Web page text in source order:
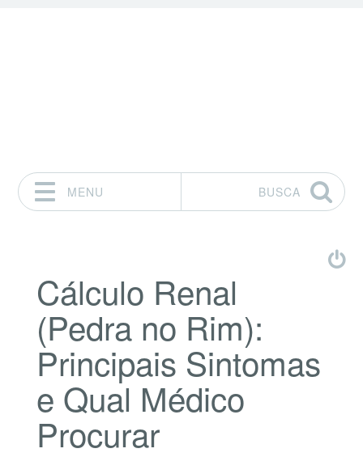
MENU
BUSCA
Cálculo Renal
(Pedra no Rim):
Principais Sintomas
e Qual Médico
Procurar